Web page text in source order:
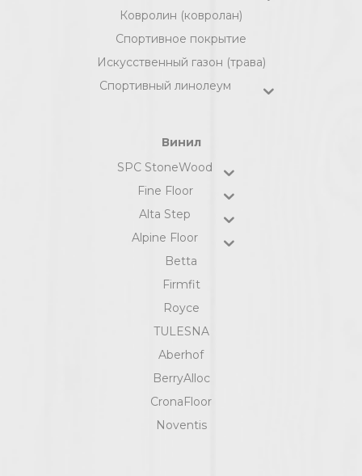
Ковролин (ковролан)
Спортивное покрытие
Искусственный газон (трава)
Спортивный линолеум
Винил
SPC StoneWood
Fine Floor
Alta Step
Alpine Floor
Betta
Firmfit
Royce
TULESNA
Aberhof
BerryAlloc
CronaFloor
Noventis